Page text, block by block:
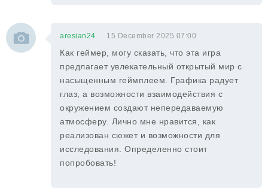
aresian24 15 December 2025 07:00
Как геймер, могу сказать, что эта игра
предлагает увлекательный открытый мир с
насыщенным геймплеем. Графика радует
глаз, а возможности взаимодействия с
окружением создают непередаваемую
атмосферу. Лично мне нравится, как
реализован сюжет и возможности для
исследования. Определенно стоит
попробовать!